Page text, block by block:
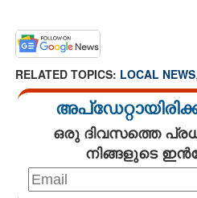
RELATED TOPICS: LOCAL NEWS,
ഒരു ദിവസത്തെ
നിങ്ങളുടെ